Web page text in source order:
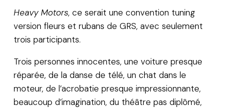
Heavy Motors, ce serait une convention tuning
version fleurs et rubans de GRS, avec seulement
trois participants.
Trois personnes innocentes, une voiture presque
réparée, de la danse de télé, un chat dans le
moteur, de l’acrobatie presque impressionnante,
beaucoup d’imagination, du théâtre pas diplômé,